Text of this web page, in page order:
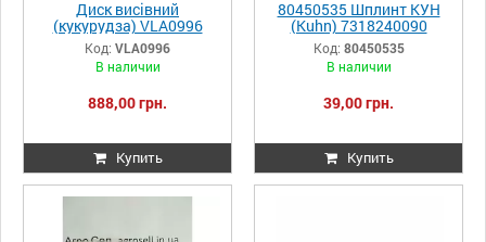
Диск висівний
(кукурудза) VLA0996
Kuhn
Код: VLA0996
В наличии
888,00 грн.
Купить
80450535 Шплинт КУН
(Kuhn) 7318240090
Код: 80450535
В наличии
39,00 грн.
Купить